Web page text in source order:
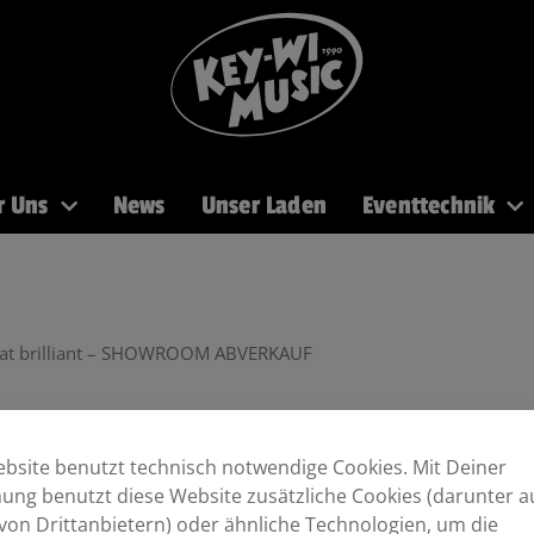
Uns News Unser Laden Eventtechnik
brilliant – SHOWROOM ABVERKAUF
ABVERKAUF
benutzt technisch notwendige Cookies. Mit Deiner
benutzt diese Website zusätzliche Cookies (darunter
Drittanbietern) oder ähnliche Technologien, um die